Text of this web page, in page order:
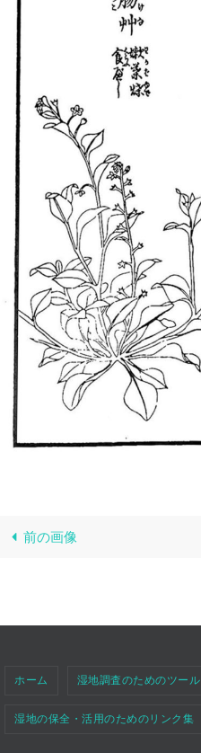
前の画像
ホーム 湿地調査のためのツール
湿地の保全・活用のためのリンク集